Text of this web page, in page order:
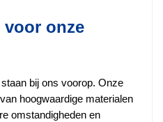
voor onze
bij ons voorop. Onze
hoogwaardige materialen
omstandigheden en